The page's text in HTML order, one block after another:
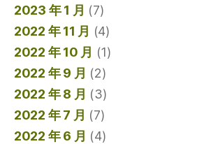
2023 年 1 月 (7)
2022 年 11 月 (4)
2022 年 10 月 (1)
2022 年 9 月 (2)
2022 年 8 月 (3)
2022 年 7 月 (7)
2022 年 6 月 (4)